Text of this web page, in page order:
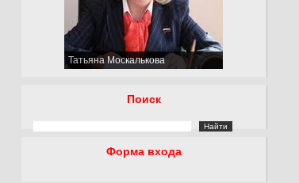
Татьяна Москалькова
Поиск
Форма входа